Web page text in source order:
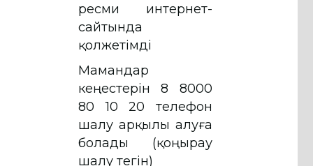
ресми интернет-
сайтында
қолжетімді
Мамандар
кеңестерін 8 8000
80 10 20 телефон
шалу арқылы алуға
болады (қоңырау
шалу тегін)